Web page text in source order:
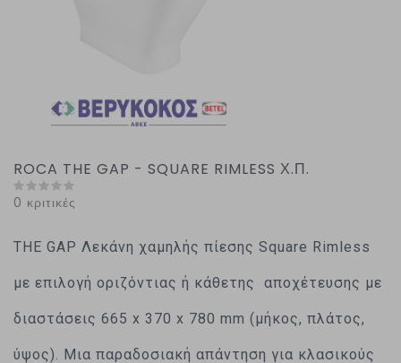
ROCA THE GAP - SQUARE RIMLESS Χ.Π.
0 κριτικές
THE GAP Λεκάνη χαμηλής πίεσης Square Rimless
με επιλογή οριζόντιας ή κάθετης αποχέτευσης με
διαστάσεις 665 x 370 x 780 mm (μήκος, πλάτος,
ύψος). Μια παραδοσιακή απάντηση για κλασικούς